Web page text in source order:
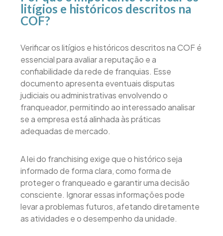
litígios e históricos descritos na
COF?
Verificar os litígios e históricos descritos na COF é
essencial para avaliar a reputação e a
confiabilidade da rede de franquias. Esse
documento apresenta eventuais disputas
judiciais ou administrativas envolvendo o
franqueador, permitindo ao interessado analisar
se a empresa está alinhada às práticas
adequadas de mercado.
A lei do franchising exige que o histórico seja
informado de forma clara, como forma de
proteger o franqueado e garantir uma decisão
consciente. Ignorar essas informações pode
levar a problemas futuros, afetando diretamente
as atividades e o desempenho da unidade.